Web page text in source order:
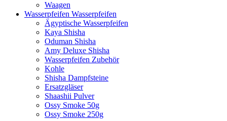
Waagen
Wasserpfeifen Wasserpfeifen
Ägyptische Wasserpfeifen
Kaya Shisha
Oduman Shisha
Amy Deluxe Shisha
Wasserpfeifen Zubehör
Kohle
Shisha Dampfsteine
Ersatzgläser
Shaashii Pulver
Ossy Smoke 50g
Ossy Smoke 250g